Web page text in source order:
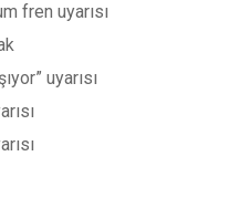
fren uyarısı
uyarısı